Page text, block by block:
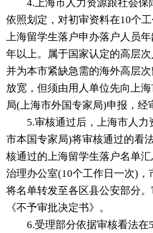
4.上海市人力资源跟社会保
依照划定，对初审资料在10个工
上海留学生落户申办落户人员
年以上。属于国家认定的高层
并为本市紧缺急需的海外高层
放宽，但须由用人单位先向上
局(上海市外国专家局)申报，经
5.审核通过后，上海市人力
市本国专家局)将审核通过的看
核通过的上海留学生落户名单
治理办公室(10个工作日一次)
将名单转发至各区县公安部分
《不予审批决定书》。
6.受理部分依据审核看法在5